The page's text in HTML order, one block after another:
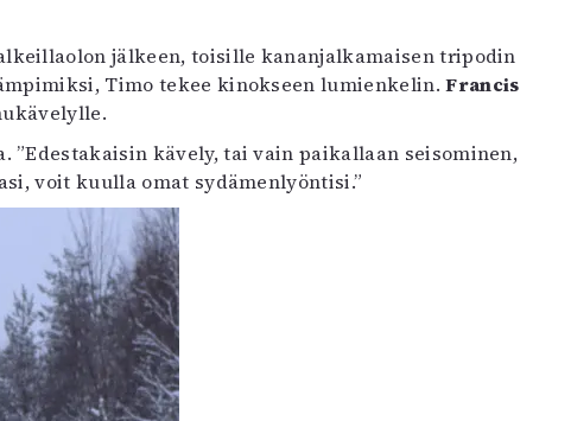
jälkeen, toisille kananjalkamaisen tripodin
Timo tekee kinokseen lumienkelin.Francis
kävely, tai vain paikallaan seisominen,
voit kuulla omat sydämenlyöntisi.”